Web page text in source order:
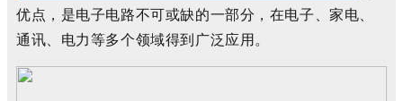
优点，是电子电路不可或缺的一部分，在电子、家电、
通讯、电力等多个领域得到广泛应用。